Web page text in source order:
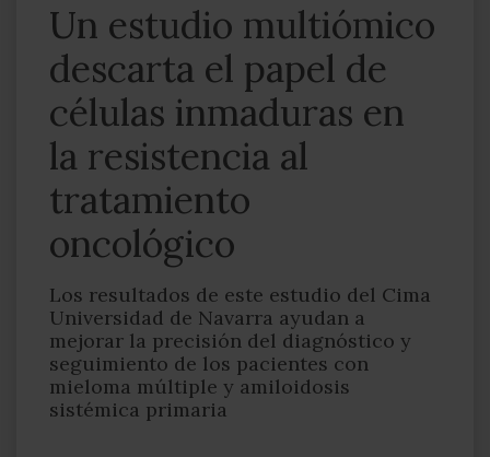
Un estudio multiómico
descarta el papel de
células inmaduras en
la resistencia al
tratamiento
oncológico
Los resultados de este estudio del Cima
Universidad de Navarra ayudan a
mejorar la precisión del diagnóstico y
seguimiento de los pacientes con
mieloma múltiple y amiloidosis
sistémica primaria